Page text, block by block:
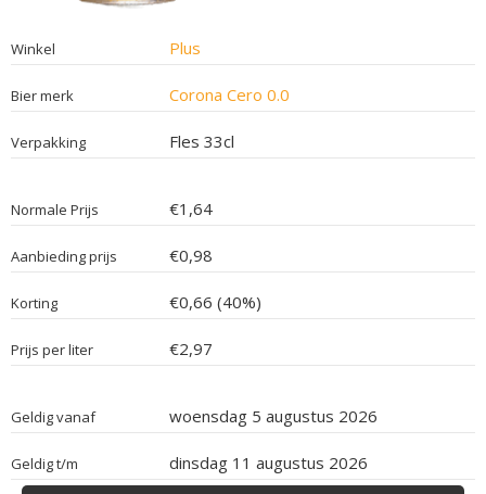
Winkel Plus
Bier merk Corona Cero 0.0
Verpakking Fles 33cl
Normale Prijs €1,64
Aanbieding prijs €0,98
Korting €0,66 (40%)
Prijs per liter €2,97
Geldig vanaf woensdag 5 augustus 2026
Geldig t/m dinsdag 11 augustus 2026